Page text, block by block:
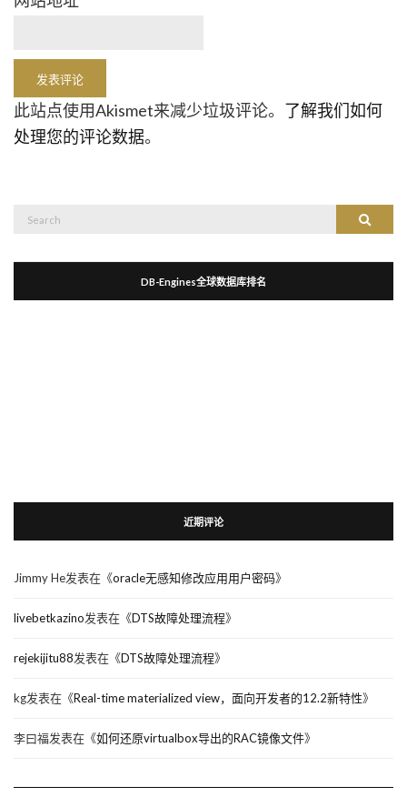
此站点使用Akismet来减少垃圾评论。 了解我们如何
处理您的评论数据。
Search
DB-Engines全球数据库排名
近期评论
Jimmy He发表在《oracle无感知修改应用用户密码》
livebetkazino发表在《DTS故障处理流程》
rejekijitu88发表在《DTS故障处理流程》
kg发表在《Real-time materialized view，面向开发者的12.2新特性》
李曰福发表在《如何还原virtualbox导出的RAC镜像文件》